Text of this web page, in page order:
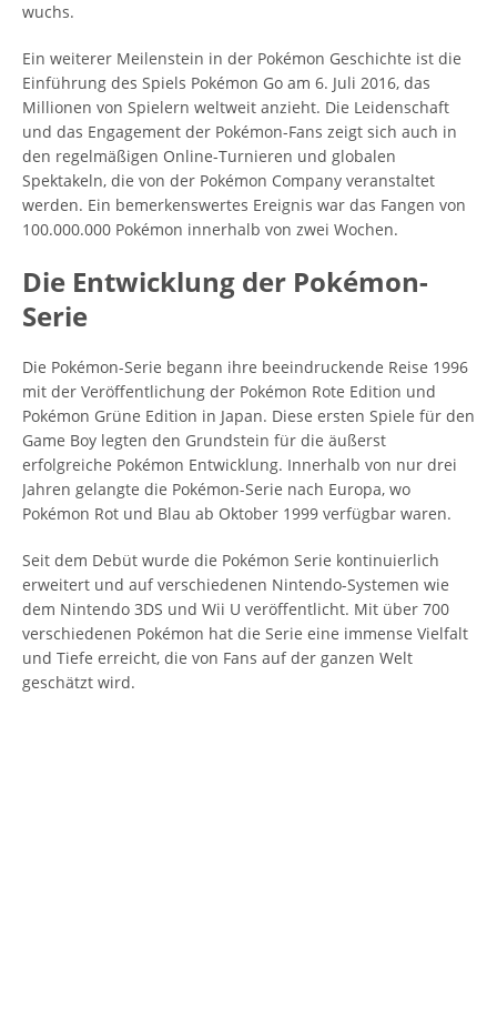
wuchs.
Ein weiterer Meilenstein in der Pokémon Geschichte ist die
Einführung des Spiels Pokémon Go am 6. Juli 2016, das
Millionen von Spielern weltweit anzieht. Die Leidenschaft
und das Engagement der Pokémon-Fans zeigt sich auch in
den regelmäßigen Online-Turnieren und globalen
Spektakeln, die von der Pokémon Company veranstaltet
werden. Ein bemerkenswertes Ereignis war das Fangen von
100.000.000 Pokémon innerhalb von zwei Wochen.
Die Entwicklung der Pokémon-
Serie
Die Pokémon-Serie begann ihre beeindruckende Reise 1996
mit der Veröffentlichung der Pokémon Rote Edition und
Pokémon Grüne Edition in Japan. Diese ersten Spiele für den
Game Boy legten den Grundstein für die äußerst
erfolgreiche Pokémon Entwicklung. Innerhalb von nur drei
Jahren gelangte die Pokémon-Serie nach Europa, wo
Pokémon Rot und Blau ab Oktober 1999 verfügbar waren.
Seit dem Debüt wurde die Pokémon Serie kontinuierlich
erweitert und auf verschiedenen Nintendo-Systemen wie
dem Nintendo 3DS und Wii U veröffentlicht. Mit über 700
verschiedenen Pokémon hat die Serie eine immense Vielfalt
und Tiefe erreicht, die von Fans auf der ganzen Welt
geschätzt wird.